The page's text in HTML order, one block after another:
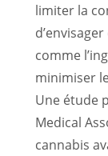
limiter la
comme
minimiser
Une étude
Medical
cannabis